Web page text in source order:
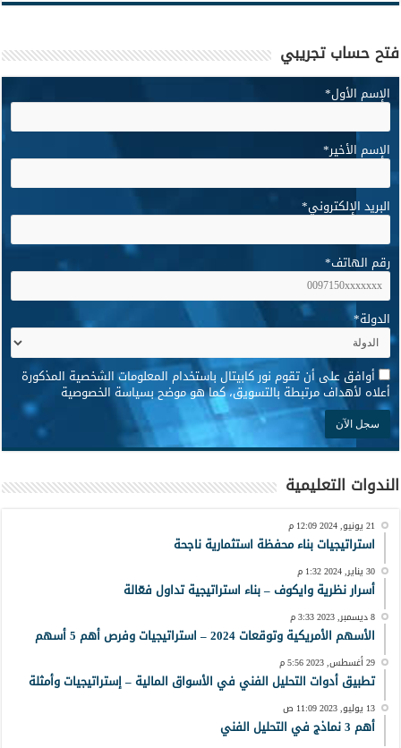
فتح حساب تجريبي
الإسم الأول*
الإسم الأخير*
البريد الإلكتروني*
رقم الهاتف*
الدولة*
* أوافق على أن تقوم نور كابيتال باستخدام المعلومات الشخصية المذكورة
أعلاه لأهداف مرتبطة بالتسويق، كما هو موضح بسياسة الخصوصية
الندوات التعليمية
21 يونيو, 2024 12:09 م
استراتيجيات بناء محفظة استثمارية ناجحة
30 يناير, 2024 1:32 م
أسرار نظرية وايكوف – بناء استراتيجية تداول فعّالة
8 ديسمبر, 2023 3:33 م
الأسهم الأمريكية وتوقعات 2024 – استراتيجيات وفرص أهم 5 أسهم
29 أغسطس, 2023 5:56 م
تطبيق أدوات التحليل الفني في الأسواق المالية – إستراتيجيات وأمثلة
13 يوليو, 2023 11:09 ص
أهم 3 نماذج في التحليل الفني